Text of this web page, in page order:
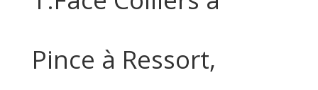
Pince à Ressort,